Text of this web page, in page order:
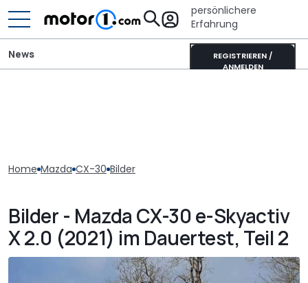
persönlichere
Erfahrung
REGISTRIEREN /
ANMELDEN
News
Home Mazda CX-30 Bilder
Bilder - Mazda CX-30 e-Skyactiv
X 2.0 (2021) im Dauertest, Teil 2